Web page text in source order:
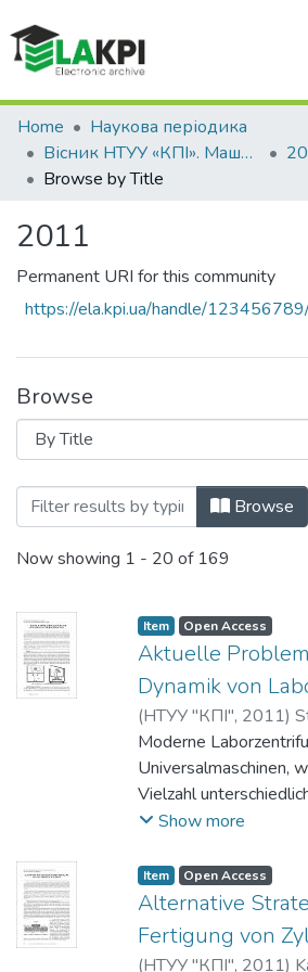
Communities & Collections
All of DSpace
Home
Наукова періодика
Вісник НТУУ «КПІ». Машинобудування
Browse by Title
2011
Permanent URI for this community
https://ela.kpi.ua/handle/
Browse
Browsing 2011 by Title
Browse
Now showing 1 - 20 of 169
Item Open Access
Aktuelle
Dynamik von
(НТУУ "КПІ", 2011)
J.
Moderne
Universalmaschinen,
Vielzahl
sein müssen. Aus
die Verbindung
für alle Rotore
die Rotore sich
Trägheitsmoment
Show more
Item Open Access
Alternative
Fertigung von
(НТУУ "КПІ", 2011)